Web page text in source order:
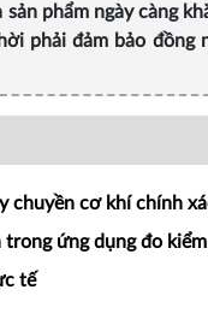
phẩm ngày càng
phải đảm bảo
chuyền cơ khí chính
ứng dụng đo
tế